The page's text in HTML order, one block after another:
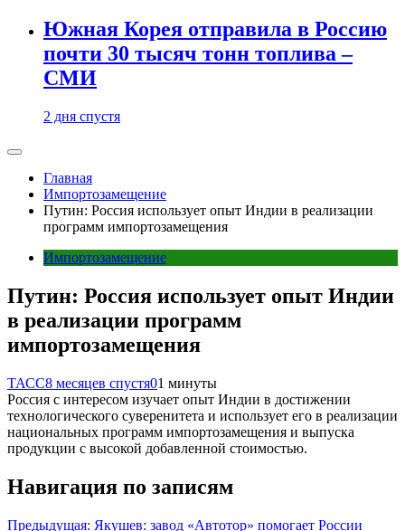
Южная Корея отправила в Россию
почти 30 тысяч тонн топлива –
СМИ
2 дня спустя
Главная
Импортозамещение
Путин: Россия использует опыт Индии в реализации
программ импортозамещения
Импортозамещение
Путин: Россия использует опыт Индии
в реализации программ
импортозамещения
ТАСС8 месяцев спустя01 минуты
Россия с интересом изучает опыт Индии в достижении
технологического суверенитета и использует его в реализации
национальных программ импортозамещения и выпуска
продукции с высокой добавленной стоимостью.
Навигация по записям
Предыдущая: Якушев: завод «Автотор» помогает России